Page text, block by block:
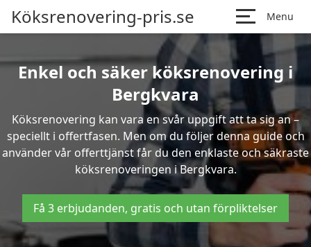
Köksrenovering-pris.se Menu
Enkel och säker köksrenovering i
Bergkvara
Köksrenovering kan vara en svår uppgift att ta sig an –
speciellt i offertfasen. Men om du följer denna guide och
använder vår offerttjänst får du den enklaste och säkraste
köksrenoveringen i Bergkvara.
Få 3 erbjudanden, gratis och utan förpliktelser